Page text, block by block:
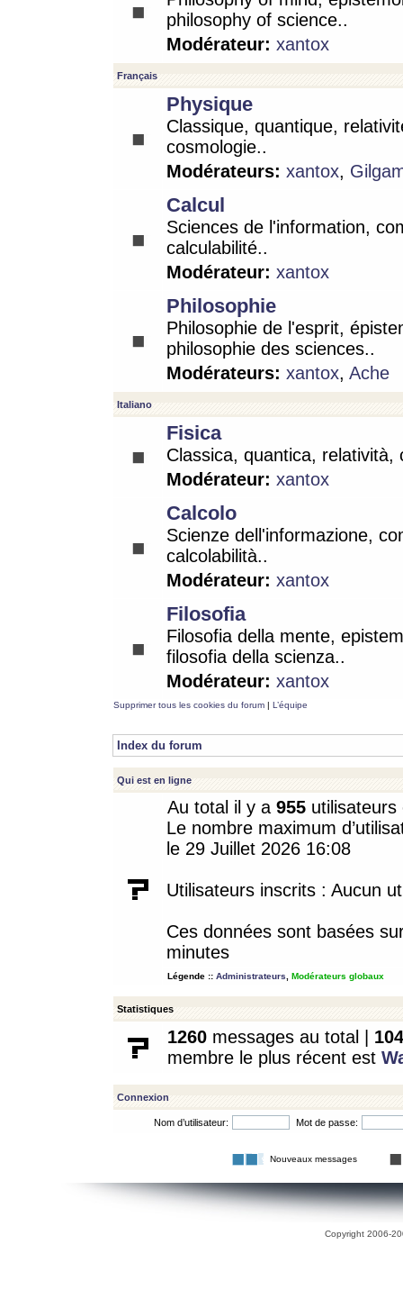
philosophy of science..
Modérateur: xantox
Français
Physique
Classique, quantique,
cosmologie..
Modérateurs: xantox,
Calcul
Sciences de l'information,
calculabilité..
Modérateur: xantox
Philosophie
Philosophie de l'esprit,
philosophie des sciences..
Modérateurs: xantox, Ache
Italiano
Fisica
Classica, quantica, relatività,
Modérateur: xantox
Calcolo
Scienze dell'informazione,
calcolabilità..
Modérateur: xantox
Filosofia
Filosofia della mente,
filosofia della scienza..
Modérateur: xantox
Supprimer tous les cookies du forum | L’équipe
Index du forum
Qui est en ligne
Au total il y a 955
Le nombre maximum
le 29 Juillet 2026 16:08
Utilisateurs inscrits : Aucun
Ces données sont basées
minutes
Légende :: Administrateurs Modérateurs globaux
Statistiques
1260 messages au total | 104
membre le plus récent est
Connexion
Nom d’utilisateur: Mot de passe:
Nouveaux messages
Copyright 2006-